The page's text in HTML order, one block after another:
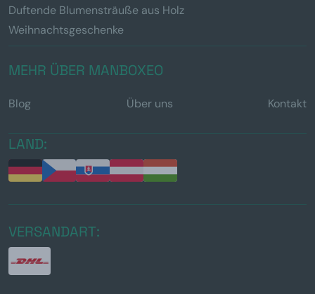
Duftende Blumensträuße aus Holz
Weihnachtsgeschenke
MEHR ÜBER MANBOXEO
Blog Über uns Kontakt
LAND:
VERSANDART: